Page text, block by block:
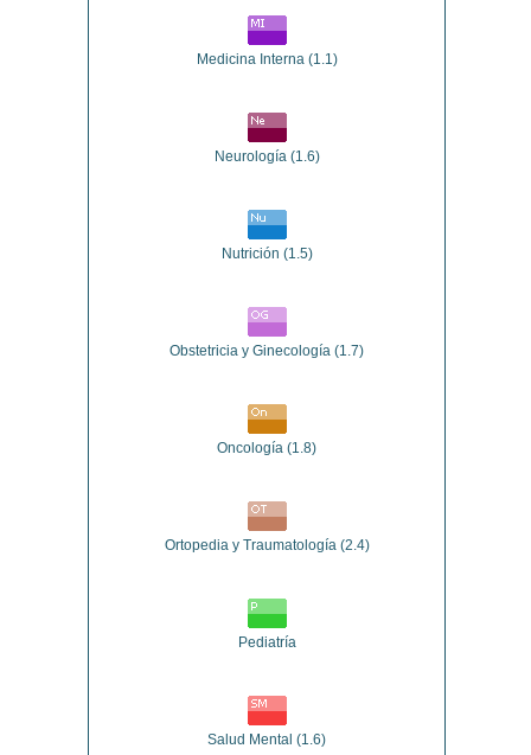
Medicina Interna (1.1)
Neurología (1.6)
Nutrición (1.5)
Obstetricia y Ginecología (1.7)
Oncología (1.8)
Ortopedia y Traumatología (2.4)
Pediatría
Salud Mental (1.6)